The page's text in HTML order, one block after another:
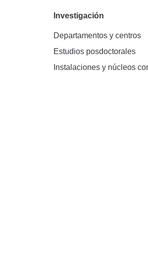
Investigación
Departamentos y centros
Estudios posdoctorales
Instalaciones y núcleos